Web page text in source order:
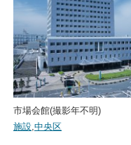
市場会館(撮影年不明)
施設,中央区